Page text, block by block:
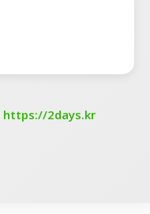
https://2days.kr